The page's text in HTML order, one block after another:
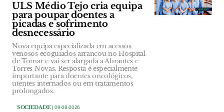
ULS Médio Tejo cria equipa
para poupar doentes a
picadas e sofrimento
desnecessário
Nova equipa especializada em acessos
venosos ecoguiados arrancou no Hospital
de Tomar e vai ser alargada a Abrantes e
Torres Novas. Resposta é especialmente
importante para doentes oncológicos,
utentes internados ou em tratamentos
prolongados.
SOCIEDADE| 09-08-2026